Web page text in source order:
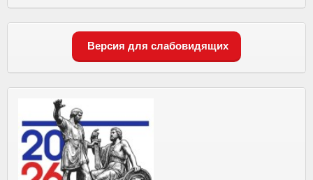
Версия для слабовидящих